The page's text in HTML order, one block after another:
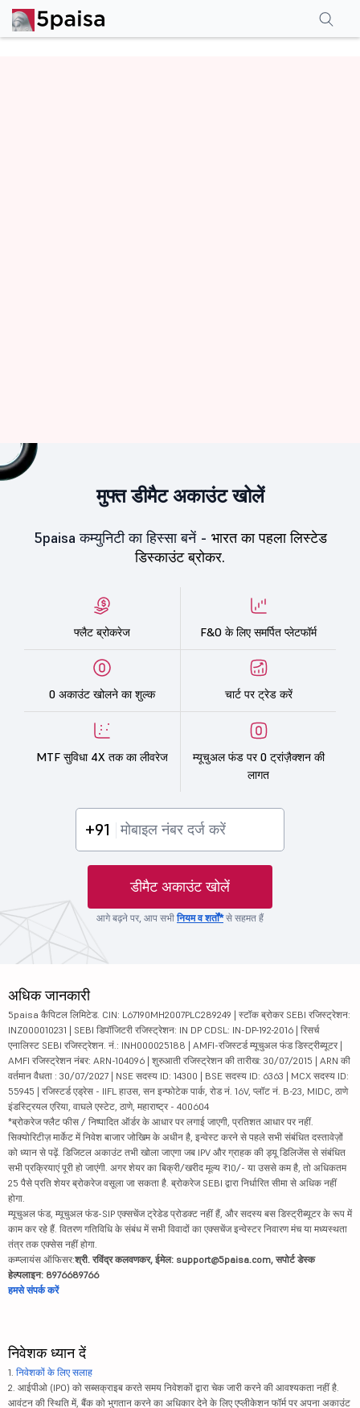
मुफ्त डीमैट अकाउंट खोलें
5paisa कम्युनिटी का हिस्सा बनें - भारत का पहला लिस्टेड
डिस्काउंट ब्रोकर.
फ्लैट ब्रोकरेज F&O के लिए समर्पित प्लेटफॉर्म
0 अकाउंट खोलने का शुल्क चार्ट पर ट्रेड करें
MTF सुविधा 4X तक का लीवरेज
म्यूचुअल फंड पर 0 ट्रांज़ैक्शन की
लागत
+91
डीमैट अकाउंट खोलें
आगे बढ़ने पर, आप सभीनियम व शर्तों*से सहमत हैं
अधिक जानकारी
5paisa कैपिटल लिमिटेड. CIN: L67190MH2007PLC289249 | स्टॉक ब्रोकर SEBI रजिस्ट्रेशन:
INZ000010231 | SEBI डिपॉजिटरी रजिस्ट्रेशन: IN DP CDSL: IN-DP-192-2016 | रिसर्च
एनालिस्ट SEBI रजिस्ट्रेशन. नं.: INH000025188 | AMFI-रजिस्टर्ड म्यूचुअल फंड डिस्ट्रीब्यूटर |
AMFI रजिस्ट्रेशन नंबर: ARN-104096 | शुरुआती रजिस्ट्रेशन की तारीख: 30/07/2015 | ARN की
वर्तमान वैधता : 30/07/2027 | NSE सदस्य ID: 14300 | BSE सदस्य ID: 6363 | MCX सदस्य ID:
55945 | रजिस्टर्ड एड्रेस - IIFL हाउस, सन इन्फोटेक पार्क, रोड नं. 16V, प्लॉट नं. B-23, MIDC, ठाणे
इंडस्ट्रियल एरिया, वाघले एस्टेट, ठाणे, महाराष्ट्र - 400604
*ब्रोकरेज फ्लैट फीस / निष्पादित ऑर्डर के आधार पर लगाई जाएगी, प्रतिशत आधार पर नहीं.
सिक्योरिटीज़ मार्केट में निवेश बाजार जोखिम के अधीन है, इन्वेस्ट करने से पहले सभी संबंधित दस्तावेज़ों
को ध्यान से पढ़ें. डिजिटल अकाउंट तभी खोला जाएगा जब IPV और ग्राहक की ड्यू डिलिजेंस से संबंधित
सभी प्रक्रियाएं पूरी हो जाएंगी. अगर शेयर का बिक्री/खरीद मूल्य ₹10/- या उससे कम है, तो अधिकतम
25 पैसे प्रति शेयर ब्रोकरेज वसूला जा सकता है. ब्रोकरेज SEBI द्वारा निर्धारित सीमा से अधिक नहीं
होगा.
म्यूचुअल फंड, म्यूचुअल फंड-SIP एक्सचेंज ट्रेडेड प्रोडक्ट नहीं हैं, और सदस्य बस डिस्ट्रीब्यूटर के रूप में
काम कर रहे हैं. वितरण गतिविधि के संबंध में सभी विवादों का एक्सचेंज इन्वेस्टर निवारण मंच या मध्यस्थता
तंत्र तक एक्सेस नहीं होगा.
कम्प्लायंस ऑफिसर:श्री. रविंद्र कलवणकर, ईमेल: support@5paisa.com, सपोर्ट डेस्क
हेल्पलाइन: 8976689766
हमसे संपर्क करें
निवेशक ध्यान दें
1. निवेशकों के लिए सलाह
2. आईपीओ (IPO) को सब्सक्राइब करते समय निवेशकों द्वारा चेक जारी करने की आवश्यकता नहीं है.
आवंटन की स्थिति में, बैंक को भुगतान करने का अधिकार देने के लिए एप्लीकेशन फॉर्म पर अपना अकाउंट